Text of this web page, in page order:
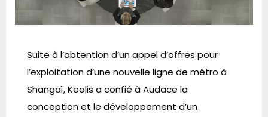
Suite à l’obtention d’un appel d’offres pour
l’exploitation d’une nouvelle ligne de métro à
Shangaï, Keolis a confié à Audace la
conception et le développement d’un